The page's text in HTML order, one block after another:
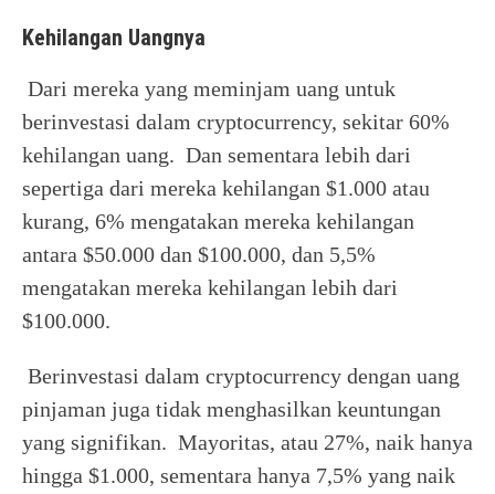
Kehilangan Uangnya
Dari mereka yang meminjam uang untuk
berinvestasi dalam cryptocurrency, sekitar 60%
kehilangan uang. Dan sementara lebih dari
sepertiga dari mereka kehilangan $1.000 atau
kurang, 6% mengatakan mereka kehilangan
antara $50.000 dan $100.000, dan 5,5%
mengatakan mereka kehilangan lebih dari
$100.000.
Berinvestasi dalam cryptocurrency dengan uang
pinjaman juga tidak menghasilkan keuntungan
yang signifikan. Mayoritas, atau 27%, naik hanya
hingga $1.000, sementara hanya 7,5% yang naik